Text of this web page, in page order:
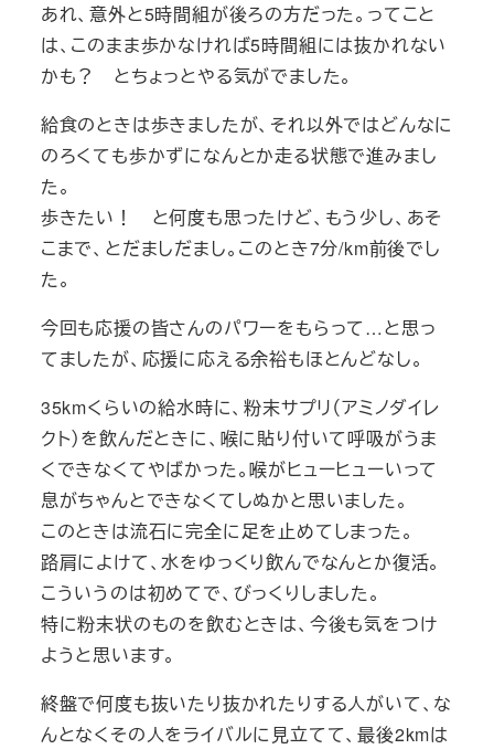
あれ、意外と5時間組が後ろの方だった。ってこと
は、このまま歩かなければ5時間組には抜かれない
かも？ とちょっとやる気がでました。
給食のときは歩きましたが、それ以外ではどんなに
のろくても歩かずになんとか走る状態で進みまし
た。
歩きたい！ と何度も思ったけど、もう少し、あそ
こまで、とだましだまし。このとき7分/km前後でし
た。
今回も応援の皆さんのパワーをもらって…と思っ
てましたが、応援に応える余裕もほとんどなし。
35kmくらいの給水時に、粉末サプリ（アミノダイレ
クト）を飲んだときに、喉に貼り付いて呼吸がうま
くできなくてやばかった。喉がヒューヒューいって
息がちゃんとできなくてしぬかと思いました。
このときは流石に完全に足を止めてしまった。
路肩によけて、水をゆっくり飲んでなんとか復活。
こういうのは初めてで、びっくりしました。
特に粉末状のものを飲むときは、今後も気をつけ
ようと思います。
終盤で何度も抜いたり抜かれたりする人がいて、な
んとなくその人をライバルに見立てて、最後2kmは